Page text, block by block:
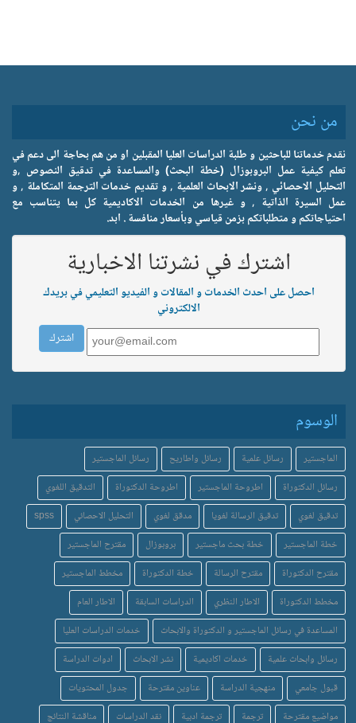
من نحن
نقدم خدماتنا للباحثين و طلبة الدراسات العليا المقبلين او من هم بحاجة الى دعم في
تعلم كيفية عمل البروبوزال (خطة البحث) والمساعدة في تدقيق النصوص ,و
التحليل الاحصائي , ونشر الابحاث العلمية , و تقديم خدمات الترجمة المتكاملة , و
عمل السيرة الذاتية , و غيرها من الخدمات الاكاديمية كل بما يتناسب مع
احتياجاتكم و متطلباتكم بزمن قياسي وبأسعار منافسة . ابد.
اشترك في نشرتنا الاخبارية
احصل على احدث الخدمات و المقالات و الفيديو التعليمي في بريدك
الالكتروني
الوسوم
الماجستير رسائل علمية رسائل واطاريح
رسائل الماجستير
رسائل الدكتوراة
اطروحة الماجستير اطروحة الدكتوراة
التدقيق اللغوي
تدقيق لغوي
تدقيق الرسالة لغويا مدقق لغوي التحليل الاحصائي
spss
خطة الماجستير
خطة بحث ماجستير بروبوزال
مقترح الماجستير
مقترح الدكتوراة
مقترح الرسالة خطة الدكتوراة
مخطط الماجستير
مخطط الدكتوراة
الاطار النظري الدراسات السابقة
الاطار العام
المساعدة في رسائل الماجستير و الدكتوراة والابحاث
خدمات الدراسات العليا
رسائل وابحاث علمية
خدمات اكاديمية نشر الابحاث
ادوات الدراسة
قبول جامعي
منهجية الدراسة عناوين مقترحة
جدول المحتويات
مواضيع مقترحة
ترجمة ترجمة ادبية نقد الدراسات مناقشة النتائج